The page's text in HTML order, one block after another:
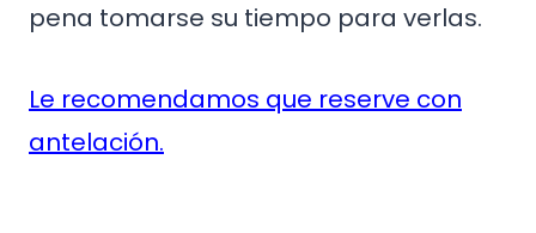
pena tomarse su tiempo para verlas.
Le recomendamos que reserve con
antelación.